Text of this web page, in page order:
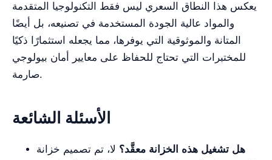
يعكس هذا النطاق السعري ليس فقط التكنولوجيا المتقدمة
والمواد عالية الجودة المستخدمة في تصنيعه، بل أيضًا
المتانة والموثوقية التي يوفرها، مما يجعله استثمارًا ذكيًا
للمختبرات التي تحتاج للحفاظ على معايير أمان بيولوجي
صارمة.
الأسئلة الشائعة
هل تشغيل هذه الخزانة معقَّد؟ لا، تم تصميم خزانة